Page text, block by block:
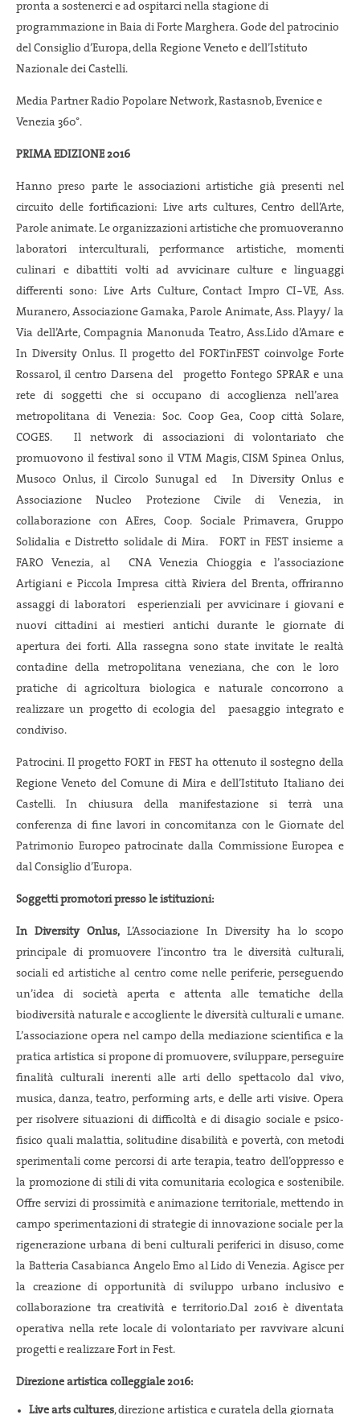
pronta a sostenerci e ad ospitarci nella stagione di
programmazione in Baia di Forte Marghera. Gode del patrocinio
del Consiglio d’Europa, della Regione Veneto e dell’Istituto
Nazionale dei Castelli.
Media Partner Radio Popolare Network, Rastasnob, Evenice e
Venezia 360°.
PRIMA EDIZIONE 2016
Hanno preso parte le associazioni artistiche già presenti nel
circuito delle fortificazioni: Live arts cultures, Centro dell’Arte,
Parole animate. Le organizzazioni artistiche che promuoveranno
laboratori interculturali, performance artistiche, momenti
culinari e dibattiti volti ad avvicinare culture e linguaggi
differenti sono: Live Arts Culture, Contact Impro CI−VE, Ass.
Muranero, Associazione Gamaka, Parole Animate, Ass. Playy/ la
Via dell’Arte, Compagnia Manonuda Teatro, Ass.Lido d’Amare e
In Diversity Onlus. Il progetto del FORTinFEST coinvolge Forte
Rossarol, il centro Darsena del progetto Fontego SPRAR e una
rete di soggetti che si occupano di accoglienza nell’area
metropolitana di Venezia: Soc. Coop Gea, Coop città Solare,
COGES. Il network di associazioni di volontariato che
promuovono il festival sono il VTM Magis, CISM Spinea Onlus,
Musoco Onlus, il Circolo Sunugal ed In Diversity Onlus e
Associazione Nucleo Protezione Civile di Venezia, in
collaborazione con AEres, Coop. Sociale Primavera, Gruppo
Solidalia e Distretto solidale di Mira. FORT in FEST insieme a
FARO Venezia, al CNA Venezia Chioggia e l’associazione
Artigiani e Piccola Impresa città Riviera del Brenta, offriranno
assaggi di laboratori esperienziali per avvicinare i giovani e
nuovi cittadini ai mestieri antichi durante le giornate di
apertura dei forti. Alla rassegna sono state invitate le realtà
contadine della metropolitana veneziana, che con le loro
pratiche di agricoltura biologica e naturale concorrono a
realizzare un progetto di ecologia del paesaggio integrato e
condiviso.
Patrocini. Il progetto FORT in FEST ha ottenuto il sostegno della
Regione Veneto del Comune di Mira e dell’Istituto Italiano dei
Castelli. In chiusura della manifestazione si terrà una
conferenza di fine lavori in concomitanza con le Giornate del
Patrimonio Europeo patrocinate dalla Commissione Europea e
dal Consiglio d’Europa.
Soggetti promotori presso le istituzioni:
In Diversity Onlus, L’Associazione In Diversity ha lo scopo
principale di promuovere l’incontro tra le diversità culturali,
sociali ed artistiche al centro come nelle periferie, perseguendo
un’idea di società aperta e attenta alle tematiche della
biodiversità naturale e accogliente le diversità culturali e umane.
L’associazione opera nel campo della mediazione scientifica e la
pratica artistica si propone di promuovere, sviluppare, perseguire
finalità culturali inerenti alle arti dello spettacolo dal vivo,
musica, danza, teatro, performing arts, e delle arti visive. Opera
per risolvere situazioni di diﬃcoltà e di disagio sociale e psico-
fisico quali malattia, solitudine disabilità e povertà, con metodi
sperimentali come percorsi di arte terapia, teatro dell’oppresso e
la promozione di stili di vita comunitaria ecologica e sostenibile.
Offre servizi di prossimità e animazione territoriale, mettendo in
campo sperimentazioni di strategie di innovazione sociale per la
rigenerazione urbana di beni culturali periferici in disuso, come
la Batteria Casabianca Angelo Emo al Lido di Venezia. Agisce per
la creazione di opportunità di sviluppo urbano inclusivo e
collaborazione tra creatività e territorio.Dal 2016 è diventata
operativa nella rete locale di volontariato per ravvivare alcuni
progetti e realizzare Fort in Fest.
Direzione artistica colleggiale 2016:
Live arts cultures, direzione artistica e curatela della giornata